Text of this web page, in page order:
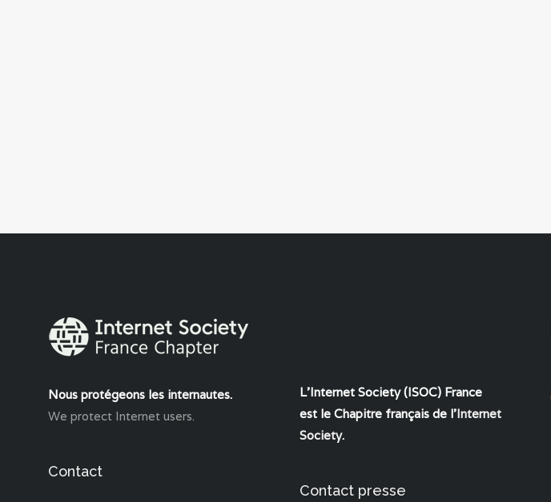
Nous protégeons les internautes.
We protect Internet users.
Contact
L'Internet Society (ISOC) France
est le Chapitre français de l'Internet
Society.
Contact presse